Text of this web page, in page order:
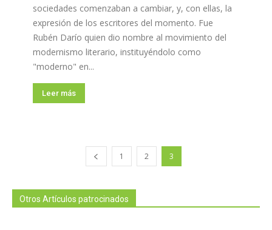
sociedades comenzaban a cambiar, y, con ellas, la
expresión de los escritores del momento. Fue
Rubén Darío quien dio nombre al movimiento del
modernismo literario, instituyéndolo como
"moderno" en...
Leer más
1 2 3
Otros Artículos patrocinados